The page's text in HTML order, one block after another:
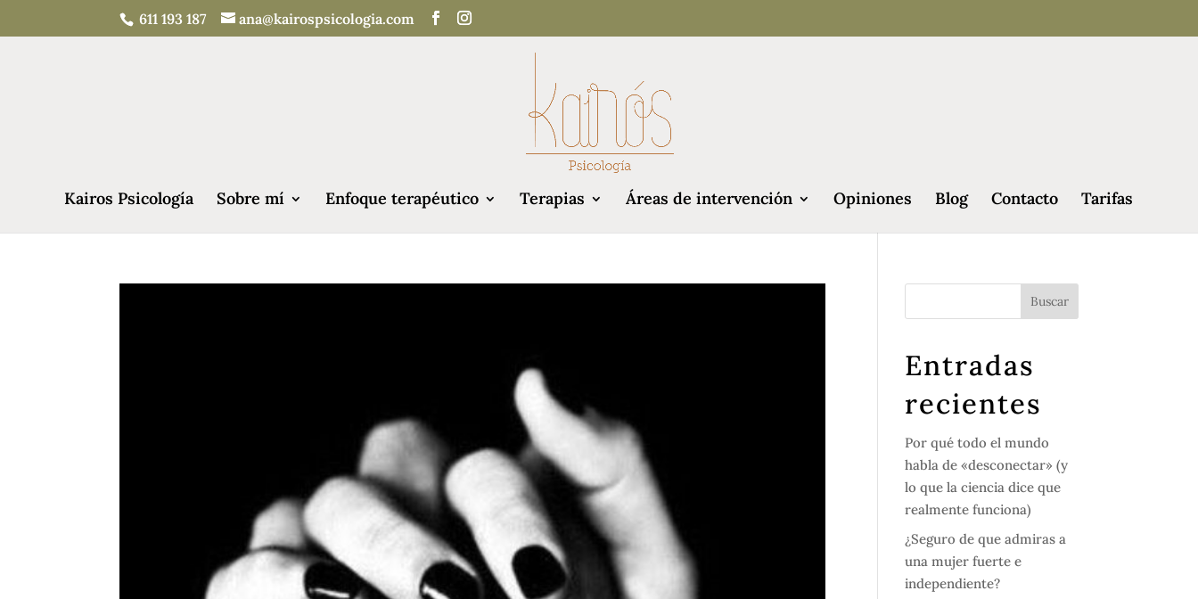
611 193 187 ana@kairospsicologia.com
Kairos Psicología Sobre mí Enfoque terapéutico Terapias Áreas de intervención Opiniones Blog Contacto Tarifas
Entradas
recientes
Por qué todo el mundo
habla de «desconectar» (y
lo que la ciencia dice que
realmente funciona)
¿Seguro de que admiras a
una mujer fuerte e
independiente?